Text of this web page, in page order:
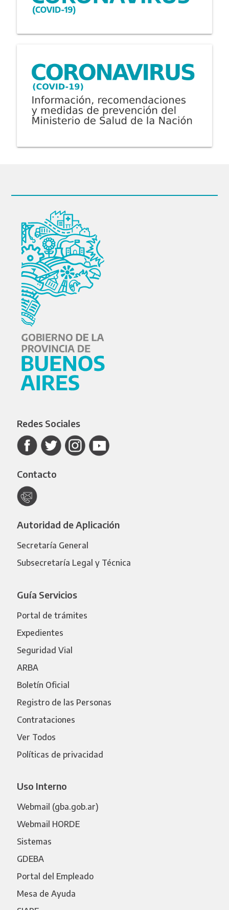
Redes Sociales
Contacto
Autoridad de Aplicación
Secretaría General
Subsecretaría Legal y Técnica
Guía Servicios
Portal de trámites
Expedientes
Seguridad Vial
ARBA
Boletín Oficial
Registro de las Personas
Contrataciones
Ver Todos
Políticas de privacidad
Uso Interno
Webmail (gba.gob.ar)
Webmail HORDE
Sistemas
GDEBA
Portal del Empleado
Mesa de Ayuda